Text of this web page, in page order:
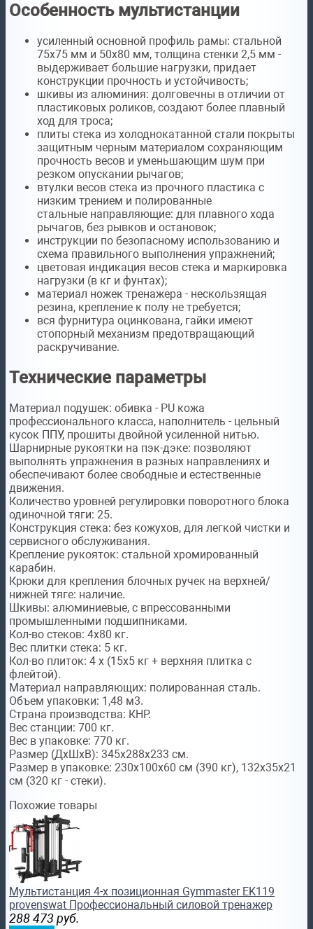
Особенность мультистанции
усиленный основной профиль рамы: стальной
75х75 мм и 50х80 мм, толщина стенки 2,5 мм -
выдерживает большие нагрузки, придает
конструкции прочность и устойчивость;
шкивы из алюминия: долговечны в отличии от
пластиковых роликов, создают более плавный
ход для троса;
плиты стека из холоднокатанной стали покрыты
защитным черным материалом сохраняющим
прочность весов и уменьшающим шум при
резком опускании рычагов;
втулки весов стека из прочного пластика с
низким трением и полированные
стальные направляющие: для плавного хода
рычагов, без рывков и остановок;
инструкции по безопасному использованию и
схема правильного выполнения упражнений;
цветовая индикация весов стека и маркировка
нагрузки (в кг и фунтах);
материал ножек тренажера - нескользящая
резина, крепление к полу не требуется;
вся фурнитура оцинкована, гайки имеют
стопорный механизм предотвращающий
раскручивание.
Технические параметры
Материал подушек: обивка - PU кожа
профессионального класса, наполнитель - цельный
кусок ППУ, прошиты двойной усиленной нитью.
Шарнирные рукоятки на пэк-дэке: позволяют
выполнять упражнения в разных направлениях и
обеспечивают более свободные и естественные
движения.
Количество уровней регулировки поворотного блока
одиночной тяги: 25.
Конструкция стека: без кожухов, для легкой чистки и
сервисного обслуживания.
Крепление рукояток: стальной хромированный
карабин.
Крюки для крепления блочных ручек на верхней/
нижней тяге: наличие.
Шкивы: алюминиевые, с впрессованными
промышленными подшипниками.
Кол-во стеков: 4х80 кг.
Вес плитки стека: 5 кг.
Кол-во плиток: 4 х (15х5 кг + верхняя плитка с
флейтой).
Материал направляющих: полированная сталь.
Объем упаковки: 1,48 м3.
Страна производства: КНР.
Вес станции: 700 кг.
Вес в упаковке: 770 кг.
Размер (ДхШхВ): 345х288х233 см.
Размер в упаковке: 230х100х60 см (390 кг), 132х35х21
см (320 кг - стеки).
Похожие товары
Мультистанция 4-х позиционная Gymmaster EK119
provenswat Профессиональный силовой тренажер
288 473 руб.